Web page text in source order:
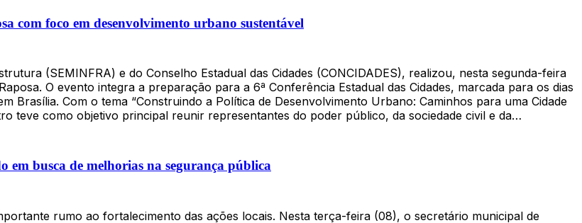
com foco em desenvolvimento urbano sustentável
(SEMINFRA) e do Conselho Estadual das Cidades (CONCIDADES), realizou, nesta segunda-feira
O evento integra a preparação para a 6ª Conferência Estadual das Cidades, marcada para os dias
Brasília. Com o tema “Construindo a Política de Desenvolvimento Urbano: Caminhos para uma Cidade
teve como objetivo principal reunir representantes do poder público, da sociedade civil e da…
em busca de melhorias na segurança pública
rumo ao fortalecimento das ações locais. Nesta terça-feira (08), o secretário municipal de